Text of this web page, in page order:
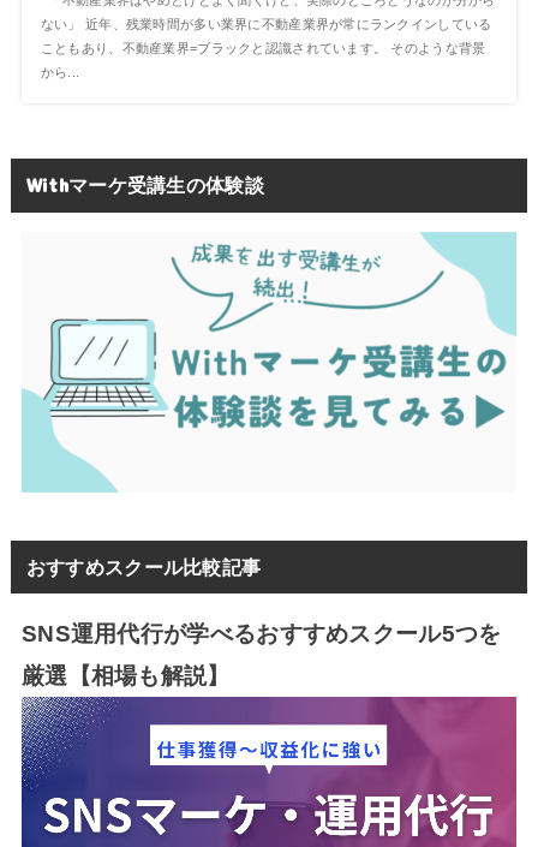
ない」 近年、残業時間が多い業界に不動産業界が常にランクインしている
こともあり、不動産業界=ブラックと認識されています。 そのような背景
から...
Withマーケ受講生の体験談
おすすめスクール比較記事
SNS運用代行が学べるおすすめスクール5つを
厳選【相場も解説】